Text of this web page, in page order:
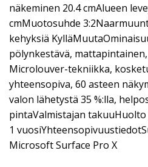
näkeminen 20.4 cmAlueen
cmMuotosuhde
kehyksiä
pölynkestävä,
Microlouver-tekniikka,
yhteensopiva, 60 asteen
valon lähetystä 35 %:lla,
pintaValmistajan
1
Microsoft Surface Pro X